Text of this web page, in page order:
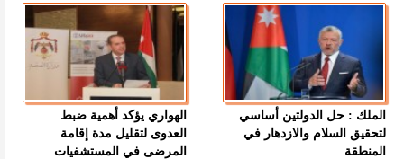
الملك : حل الدولتين أساسي
لتحقيق السلام والازدهار في
المنطقة
الهواري يؤكد أهمية ضبط
العدوى لتقليل مدة إقامة
المرضى في المستشفيات